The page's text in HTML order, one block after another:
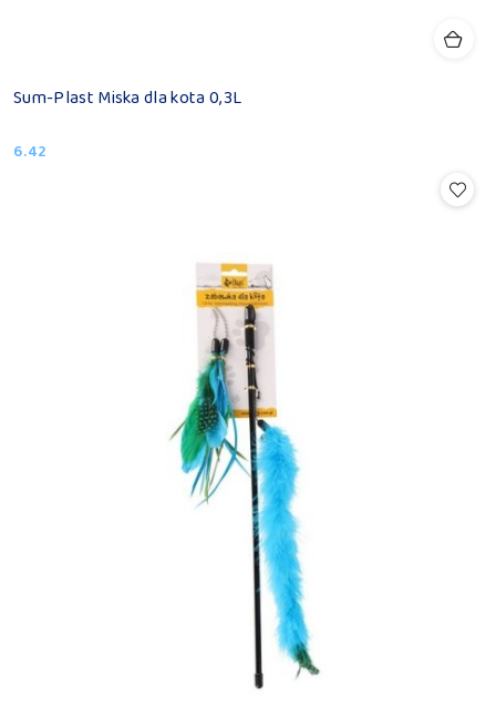
Sum-Plast Miska dla kota 0,3L
Cena:
6.42